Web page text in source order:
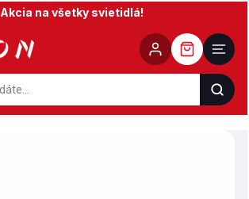
Akcia na všetky svietidlá!